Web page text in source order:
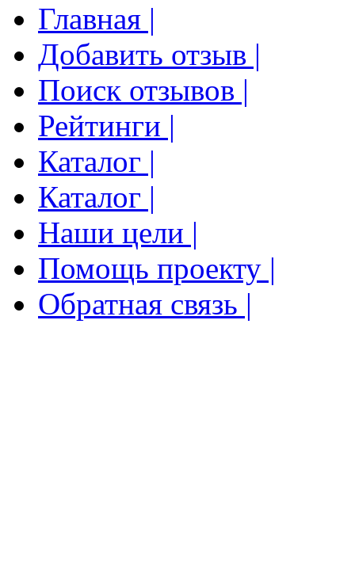
Главная |
Добавить отзыв |
Поиск отзывов |
Рейтинги |
Каталог |
Каталог |
Наши цели |
Помощь проекту |
Обратная связь |